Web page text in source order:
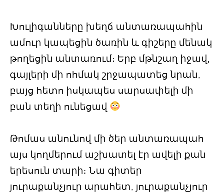
Խուլիգանները խեղճ անտառապահին
ամուր կապեցին ծառին և գիշերը մենակ
թողեցին անտառում։ Երբ մթնշաղ իջավ,
գայլերի մի ոհմակ շրջապատեց նրան,
բայց հետո իսկապես սարսափելի մի
բան տեղի ունեցավ
Թոմաս անունով մի ծեր անտառապահ
այս կողմերում աշխատել էր ավելի քան
երեսուն տարի։ Նա գիտեր
յուրաքանչյուր արահետ, յուրաքանչյուր